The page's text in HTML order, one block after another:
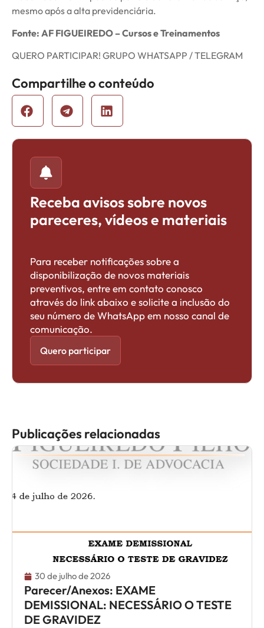
mesmo após a alta previdenciária.
Fonte: AF FIGUEIREDO – Cursos e Treinamentos
QUERO PARTICIPAR! GRUPO WHATSAPP / TELEGRAM
Compartilhe o conteúdo
Receba avisos sobre novos
pareceres, vídeos e materiais
Para receber notificações sobre a
disponibilização de novos materiais
preventivos, entre em contato conosco
através do link abaixo e solicite a inclusão do
seu número de WhatsApp em nosso canal de
comunicação.
Quero participar
Publicações relacionadas
30 de julho de 2026
Parecer/Anexos: EXAME
DEMISSIONAL: NECESSÁRIO O TESTE
DE GRAVIDEZ